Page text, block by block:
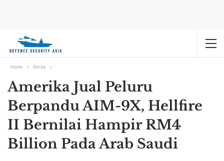
Home Berita
Amerika Jual Peluru
Berpandu AIM-9X, Hellfire
II Bernilai Hampir RM4
Billion Pada Arab Saudi